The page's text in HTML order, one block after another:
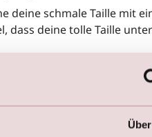
deine schmale Taille mit
dass deine tolle Taille
Kleid, das sich
einem ausufernden
für Frauen mit
immer ein tailliertes
Vorzüge bestmöglich